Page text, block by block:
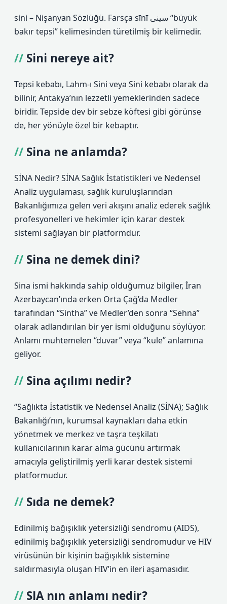
sini – Nişanyan Sözlüğü. Farsça sīnī سینی “büyük
bakır tepsi” kelimesinden türetilmiş bir kelimedir.
Sini nereye ait?
Tepsi kebabı, Lahm-ı Sini veya Sini kebabı olarak da
bilinir, Antakya’nın lezzetli yemeklerinden sadece
biridir. Tepside dev bir sebze köftesi gibi görünse
de, her yönüyle özel bir kebaptır.
Sina ne anlamda?
SİNA Nedir? SİNA Sağlık İstatistikleri ve Nedensel
Analiz uygulaması, sağlık kuruluşlarından
Bakanlığımıza gelen veri akışını analiz ederek sağlık
profesyonelleri ve hekimler için karar destek
sistemi sağlayan bir platformdur.
Sina ne demek dini?
Sina ismi hakkında sahip olduğumuz bilgiler, İran
Azerbaycan’ında erken Orta Çağ’da Medler
tarafından “Sintha” ve Medler’den sonra “Sehna”
olarak adlandırılan bir yer ismi olduğunu söylüyor.
Anlamı muhtemelen “duvar” veya “kule” anlamına
geliyor.
Sina açılımı nedir?
“Sağlıkta İstatistik ve Nedensel Analiz (SİNA); Sağlık
Bakanlığı’nın, kurumsal kaynakları daha etkin
yönetmek ve merkez ve taşra teşkilatı
kullanıcılarının karar alma gücünü artırmak
amacıyla geliştirilmiş yerli karar destek sistemi
platformudur.
Sıda ne demek?
Edinilmiş bağışıklık yetersizliği sendromu (AIDS),
edinilmiş bağışıklık yetersizliği sendromudur ve HIV
virüsünün bir kişinin bağışıklık sistemine
saldırmasıyla oluşan HIV’in en ileri aşamasıdır.
SIA nın anlamı nedir?